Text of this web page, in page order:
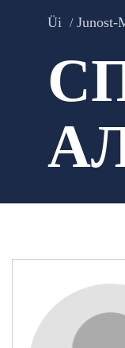
Üi Junost-